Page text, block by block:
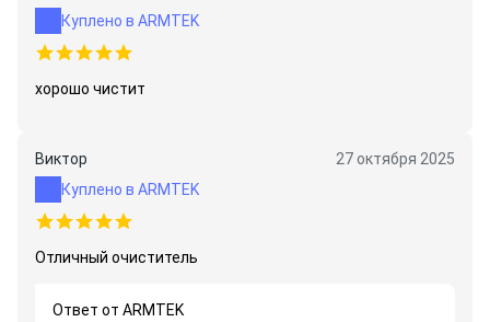
Куплено в ARMTEK
хорошо чистит
Виктор
27 октября 2025
Куплено в ARMTEK
Отличный очиститель
Ответ от ARMTEK